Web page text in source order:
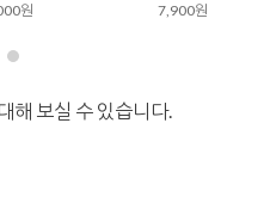
원 7,900원
해 보실 수 있습니다.